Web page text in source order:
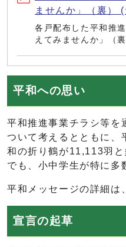
ませんか」（裏）
各戸配布した平和推
えてみませんか」（
平和への思い
平和推進事業チラシ等を
ついて考えるとともに、
和の折り鶴が11,113羽
でも、小中学生が特に多
平和メッセージの詳細は、
宣言の起草